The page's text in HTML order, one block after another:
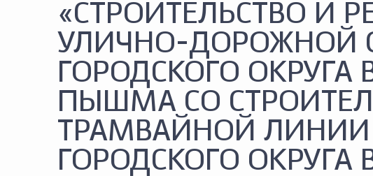
Открытые данные
«СТРОИТЕЛЬСТВО И
УЛИЧНО-ДОРОЖНОЙ
ГОРОДСКОГО ОКРУГА
ПЫШМА СО
ТРАМВАЙНОЙ
ГОРОДСКОГО ОКРУГА